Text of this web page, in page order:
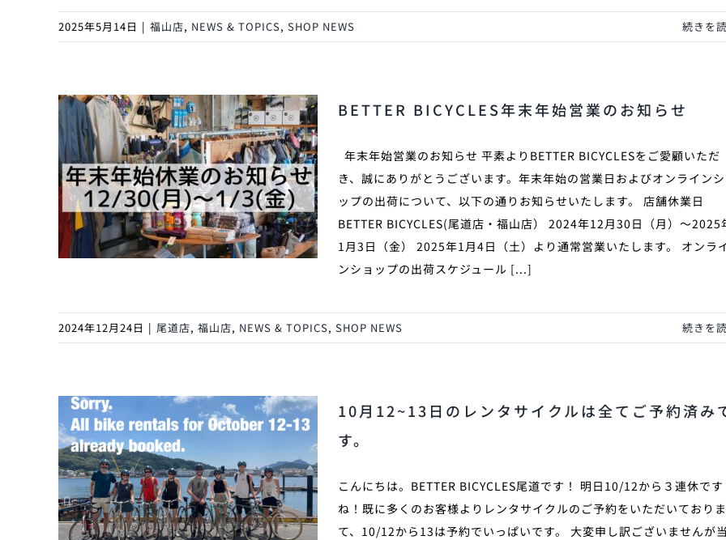
2025年5月14日 | 福山店, NEWS & TOPICS, SHOP NEWS 続きを
BETTER BICYCLES年末年始営業のお知らせ
年末年始営業のお知らせ 平素よりBETTER BICYCLESをご愛顧いただ
き、誠にありがとうございます。年末年始の営業日およびオンラインシ
ップの出荷について、以下の通りお知らせいたします。 店舗休業日
BETTER BICYCLES(尾道店・福山店） 2024年12月30日（月）〜2025
1月3日（金） 2025年1月4日（土）より通常営業いたします。 オンラ
ンショップの出荷スケジュール [...]
2024年12月24日 | 尾道店, 福山店, NEWS & TOPICS, SHOP NEWS 続きを
10月12~13日のレンタサイクルは全てご予約済み
す。
こんにちは。BETTER BICYCLES尾道です！ 明日10/12から３連休です
ね！既に多くのお客様よりレンタサイクルのご予約をいただいており
て、10/12から13は予約でいっぱいです。 大変申し訳ございませんが当